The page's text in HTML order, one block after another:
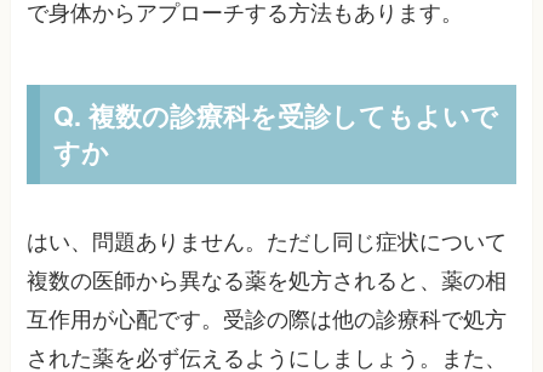
で身体からアプローチする方法もあります。
Q. 複数の診療科を受診してもよいで
すか
はい、問題ありません。ただし同じ症状について
複数の医師から異なる薬を処方されると、薬の相
互作用が心配です。受診の際は他の診療科で処方
された薬を必ず伝えるようにしましょう。また、